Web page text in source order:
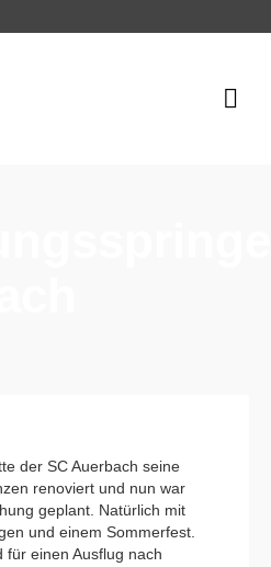
der SC Auerbach seine
renoviert und nun war
geplant. Natürlich mit
und einem Sommerfest.
für einen Ausflug nach